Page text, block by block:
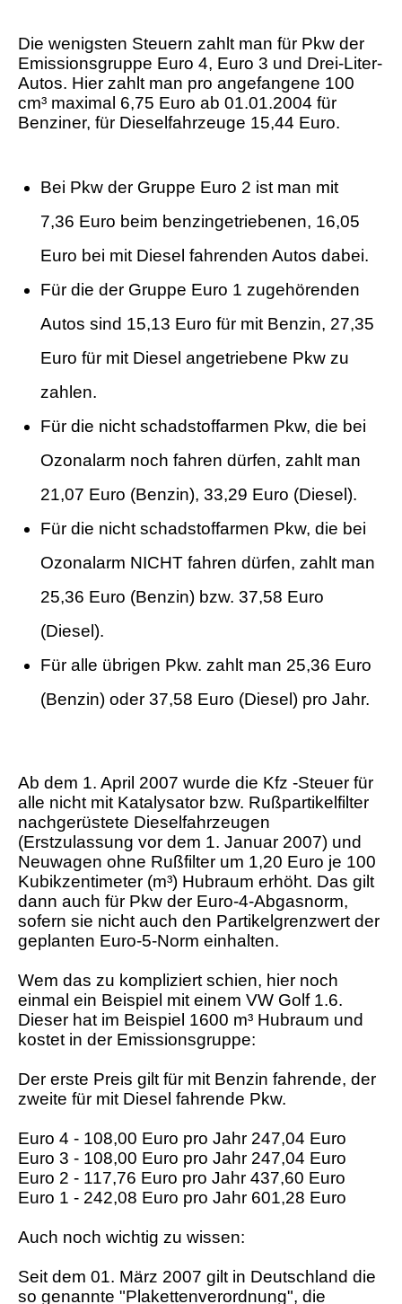
Die wenigsten Steuern zahlt man für Pkw der
Emissionsgruppe Euro 4, Euro 3 und Drei-Liter-
Autos. Hier zahlt man pro angefangene 100
cm³ maximal 6,75 Euro ab 01.01.2004 für
Benziner, für Dieselfahrzeuge 15,44 Euro.
Bei Pkw der Gruppe Euro 2 ist man mit
7,36 Euro beim benzingetriebenen, 16,05
Euro bei mit Diesel fahrenden Autos dabei.
Für die der Gruppe Euro 1 zugehörenden
Autos sind 15,13 Euro für mit Benzin, 27,35
Euro für mit Diesel angetriebene Pkw zu
zahlen.
Für die nicht schadstoffarmen Pkw, die bei
Ozonalarm noch fahren dürfen, zahlt man
21,07 Euro (Benzin), 33,29 Euro (Diesel).
Für die nicht schadstoffarmen Pkw, die bei
Ozonalarm NICHT fahren dürfen, zahlt man
25,36 Euro (Benzin) bzw. 37,58 Euro
(Diesel).
Für alle übrigen Pkw. zahlt man 25,36 Euro
(Benzin) oder 37,58 Euro (Diesel) pro Jahr.
Ab dem 1. April 2007 wurde die Kfz -Steuer für
alle nicht mit Katalysator bzw. Rußpartikelfilter
nachgerüstete Dieselfahrzeugen
(Erstzulassung vor dem 1. Januar 2007) und
Neuwagen ohne Rußfilter um 1,20 Euro je 100
Kubikzentimeter (m³) Hubraum erhöht. Das gilt
dann auch für Pkw der Euro-4-Abgasnorm,
sofern sie nicht auch den Partikelgrenzwert der
geplanten Euro-5-Norm einhalten.
Wem das zu kompliziert schien, hier noch
einmal ein Beispiel mit einem VW Golf 1.6.
Dieser hat im Beispiel 1600 m³ Hubraum und
kostet in der Emissionsgruppe:
Der erste Preis gilt für mit Benzin fahrende, der
zweite für mit Diesel fahrende Pkw.
Euro 4 - 108,00 Euro pro Jahr 247,04 Euro
Euro 3 - 108,00 Euro pro Jahr 247,04 Euro
Euro 2 - 117,76 Euro pro Jahr 437,60 Euro
Euro 1 - 242,08 Euro pro Jahr 601,28 Euro
Auch noch wichtig zu wissen:
Seit dem 01. März 2007 gilt in Deutschland die
so genannte "Plakettenverordnung", die